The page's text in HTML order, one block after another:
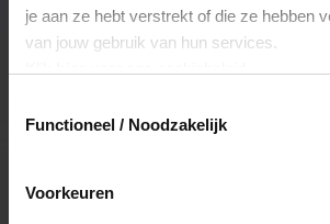
je aan ze hebt verstrekt of die ze hebben
van jouw gebruik van hun services.
Functioneel / Noodzakelijk
Voorkeuren